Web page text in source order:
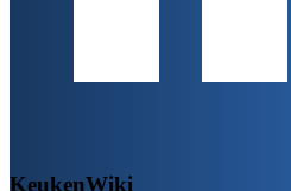
KeukenWiki